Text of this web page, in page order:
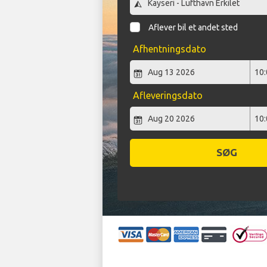
Aflever bil et andet sted
Afhentningsdato
Afleveringsdato
SØG